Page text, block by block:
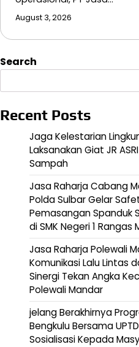
August 3, 2026
Search
Recent Posts
Jaga Kelestarian
Laksanakan Giat JR
Sampah
Jasa Raharja Cabang
Polda Sulbar Gelar
Pemasangan Spanduk
di SMK Negeri 1 Rangas
Jasa Raharja Polewali
Komunikasi Lalu Lintas
Sinergi Tekan Angka
Polewali Mandar
jelang Berakhirnya
Bengkulu Bersama
Sosialisasi Kepada